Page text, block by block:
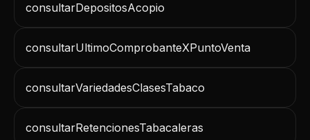
consultarDepositosAcopio
consultarUltimoComprobanteXPuntoVenta
consultarVariedadesClasesTabaco
consultarRetencionesTabacaleras